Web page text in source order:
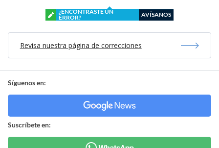
¿ENCONTRASTE UN
ERROR?
AVÍSANOS
Revisa nuestra página de correcciones
Síguenos en:
Suscríbete en: